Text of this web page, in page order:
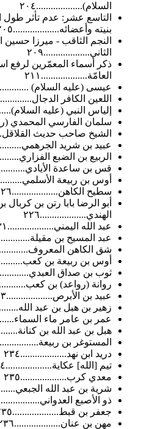
السلام)...................٢٠٤
التاسع عشر: عدم تأثر طول الدهر
بنيته وأعضائه...................٢٠٥
النجم الثاقب - ميرزا حسين
الثاني...................٢٠٩
ذكر أسماء المعمّرين لرفع
العامّة...................٢١١
عيسى (عليه السلام) ...................٢١٤
اللعين الكافر الدجال...................٢١٤
إلياس النبي (عليه
سلمان الفارسي المحمدي (رضي
الشيخ صاحب حديث
عبيد بن شريد الجرهمي...................٢٢٤
الربيع بن الضبع
قس بن ساعدة الأيادي...................٢٢٥
أوس بن ربيعة الأسلمي...................٢٢٥
سطيح الكاهن...................٢٢٦
أبو الرضا بابا رتن بن كربال بن رتن
الهندي...................٢٢٦
عبد الله اليمني...................٢٣١
عبد المسيح بن مقيلة...................٢٣٢
شق الكاهن المعروف...................٢٣٢
أوس بن ربيعة بن كعب...................٢٣٢
ثوب بن صداق العبدي...................٢٣٢
روانة (رواعد) بن كعب...................٢٣٣
عبيد بن الأبرص...................٢٣٣
زهير بن هبل بن عبد
عمر بن عامر ماء
هبل بن عبد الله بن
المستوغر بن ربيعة...................٢٣٤
دريد ابن نهد...................٢٣٤
تيم [الله] عكاية...................٢٣٤
معدي كرب...................٢٣٥
شرية بن عبد الله
ذو الأصبع العدواني...................٢٣٥
جعفر بن قبط...................٢٣٥
مهن بن عنان...................٢٣٦